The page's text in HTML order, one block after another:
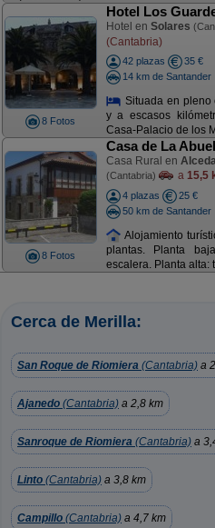
8 Fotos
Hotel Los
Hotel en Solares
(Cantabria)
42 plazas
35 €
14 km de Santander
Situada en pleno
y a escasos
Casa-Palacio de los
8 Fotos
Casa de La
Casa Rural en
(Cantabria) a 15,5
4 plazas
25 €
50 km de Santander
Alojamiento
plantas. Planta
escalera. Planta alta:
Cerca de Merilla:
San Roque de Riomiera (Cantabria) a
Ajanedo (Cantabria) a 2,8 km
Sanroque de Riomiera (Cantabria) a
Linto (Cantabria) a 3,8 km
Campillo (Cantabria) a 4,7 km